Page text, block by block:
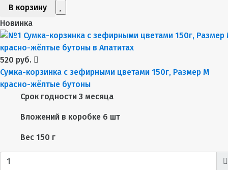
В корзину
Новинка
520 руб.
Сумка-корзинка с зефирными цветами 150г, Размер М
красно-жёлтые бутоны
Срок годности 3 месяца
Вложений в коробке 6 шт
Вес 150 г